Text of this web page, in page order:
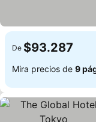
De $93.287
Mira precios de 9